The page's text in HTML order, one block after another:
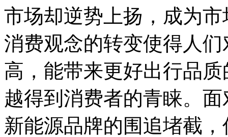
市场却逆势上扬，成为
消费观念的转变使得人
高，能带来更好出行品
越得到消费者的青睐。
新能源品牌的围追堵截